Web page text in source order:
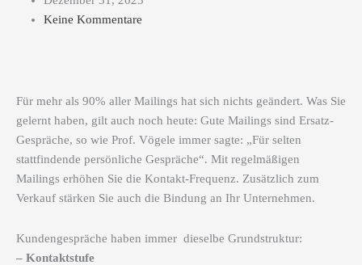
Keine Kommentare
Für mehr als 90% aller Mailings hat sich nichts geändert. Was Sie
gelernt haben, gilt auch noch heute: Gute Mailings sind Ersatz-
Gespräche, so wie Prof. Vögele immer sagte: „Für selten
stattfindende persönliche Gespräche“. Mit regelmäßigen
Mailings erhöhen Sie die Kontakt-Frequenz. Zusätzlich zum
Verkauf stärken Sie auch die Bindung an Ihr Unternehmen.
Kundengespräche haben immer dieselbe Grundstruktur:
– Kontaktstufe